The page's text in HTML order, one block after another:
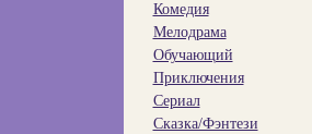
Комедия
Мелодрама
Обучающий
Приключения
Сериал
Сказка/Фэнтези